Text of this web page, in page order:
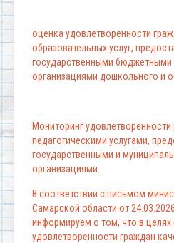
оценка удовлетворенности
образовательных услуг,
государственными бюджетными
организациями дошкольного и
Мониторинг
педагогическими услугами,
государственными и
организациями.
В соответствии с письмом
Самарской области от
информируем о том, что в целях
удовлетворенности граждан